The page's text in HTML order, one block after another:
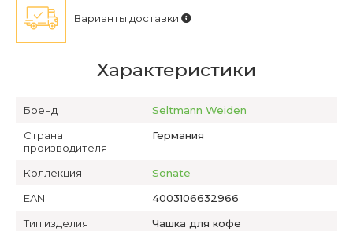
Варианты доставки
Характеристики
Бренд
Seltmann Weiden
Страна
производителя
Германия
Коллекция
Sonate
EAN
4003106632966
Тип изделия
Чашка для кофе